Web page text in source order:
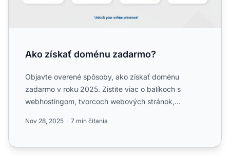
Ako získať doménu zadarmo?
Objavte overené spôsoby, ako získať doménu
zadarmo v roku 2025. Zistite viac o balíkoch s
webhostingom, tvorcoch webových stránok,
Nov 28, 2025 7 min čítania